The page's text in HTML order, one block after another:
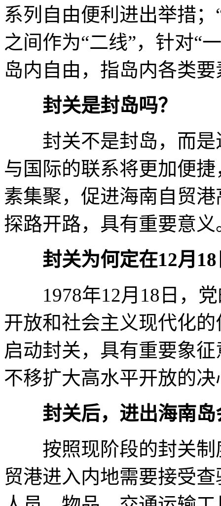
系列自由便利进出举措
之间作为“二线”，针对“
岛内自由，指岛内各类
封关是封岛吗？
封关不是封岛，而是
与国际的联系将更加便
素集聚，促进海南自贸
探路开路，具有重要意义
封关为何定在12月
1978年12月18日，党
开放和社会主义现代化
启动封关，具有重要象
不移扩大高水平开放的
封关后，进出海南
按照现阶段的封关制
贸港进入内地需要接受